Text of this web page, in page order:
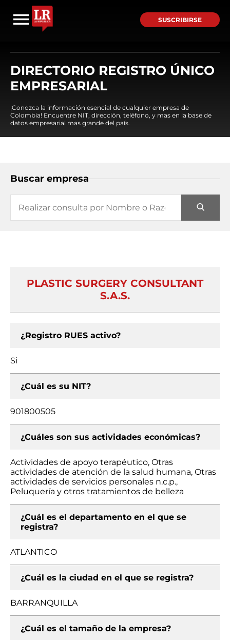
SUSCRIBIRSE
DIRECTORIO REGISTRO ÚNICO
EMPRESARIAL
¡Conozca la información esencial de cualquier empresa de
Colombia! Encuentre NIT, dirección, teléfono, y mas en la base de
datos empresarial mas grande del país.
Buscar empresa
PLASTIC SURGERY CONSULTANT
S.A.S.
¿Registro RUES activo?
Si
¿Cuál es su NIT?
901800505
¿Cuáles son sus actividades económicas?
Actividades de apoyo terapéutico, Otras
actividades de atención de la salud humana, Otras
actividades de servicios personales n.c.p.,
Peluquería y otros tratamientos de belleza
¿Cuál es el departamento en el que se
registra?
ATLANTICO
¿Cuál es la ciudad en el que se registra?
BARRANQUILLA
¿Cuál es el tamaño de la empresa?